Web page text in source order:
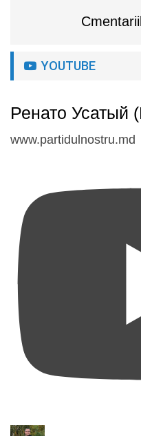
YOUTUBE
Ренато Усатый
www.partidulnostru.md